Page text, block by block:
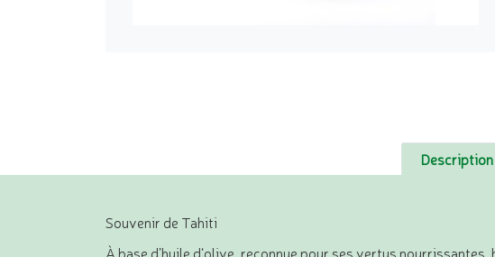
Description
Souvenir de Tahiti
À base d’huile d‘olive, reconnue pour ses vertus